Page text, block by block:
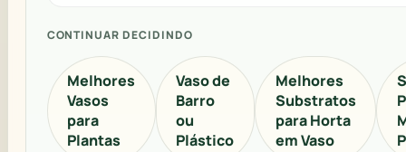
CONTINUAR DECIDINDO
Melhores
Vasos
para
Plantas
Vaso de
Barro
ou
Plástico
Melhores
Substratos
para Horta
em Vaso